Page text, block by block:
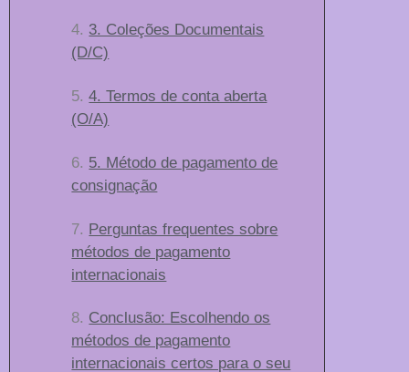
3. Coleções Documentais
(D/C)
4. Termos de conta aberta
(O/A)
5. Método de pagamento de
consignação
Perguntas frequentes sobre
métodos de pagamento
internacionais
Conclusão: Escolhendo os
métodos de pagamento
internacionais certos para o seu